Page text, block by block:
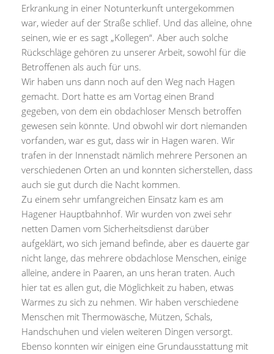
Erkrankung in einer Notunterkunft untergekommen
war, wieder auf der Straße schlief. Und das alleine, ohne
seinen, wie er es sagt „Kollegen“. Aber auch solche
Rückschläge gehören zu unserer Arbeit, sowohl für die
Betroffenen als auch für uns.
Wir haben uns dann noch auf den Weg nach Hagen
gemacht. Dort hatte es am Vortag einen Brand
gegeben, von dem ein obdachloser Mensch betroffen
gewesen sein könnte. Und obwohl wir dort niemanden
vorfanden, war es gut, dass wir in Hagen waren. Wir
trafen in der Innenstadt nämlich mehrere Personen an
verschiedenen Orten an und konnten sicherstellen, dass
auch sie gut durch die Nacht kommen.
Zu einem sehr umfangreichen Einsatz kam es am
Hagener Hauptbahnhof. Wir wurden von zwei sehr
netten Damen vom Sicherheitsdienst darüber
aufgeklärt, wo sich jemand befinde, aber es dauerte gar
nicht lange, das mehrere obdachlose Menschen, einige
alleine, andere in Paaren, an uns heran traten. Auch
hier tat es allen gut, die Möglichkeit zu haben, etwas
Warmes zu sich zu nehmen. Wir haben verschiedene
Menschen mit Thermowäsche, Mützen, Schals,
Handschuhen und vielen weiteren Dingen versorgt.
Ebenso konnten wir einigen eine Grundausstattung mit